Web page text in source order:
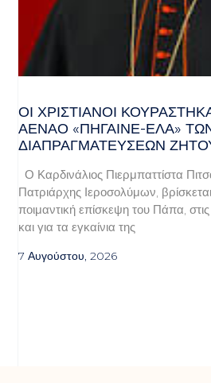
ΟΙ ΧΡΙΣΤΙΑΝΟΊ
ΑΈΝΑΟ «ΠΉΓΑΙΝΕ-ΈΛΑ»
ΔΙΑΠΡΑΓΜΑΤΕΎΣΕΩΝ
Ο Καρδινάλιος Πιερμπαττίστα
Πατριάρχης Ιεροσολύμων,
ποιμαντική επίσκεψη του Πάπα,
και για τα εγκαίνια της
7 Αυγούστου, 2026